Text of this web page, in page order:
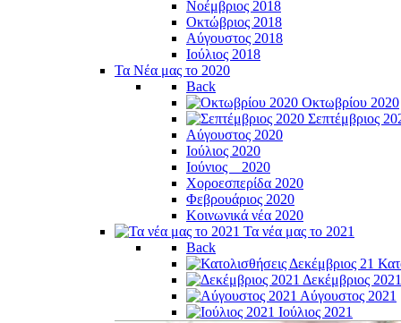
Νοέμβριος 2018
Οκτώβριος 2018
Αύγουστος 2018
Ιούλιος 2018
Τα Νέα μας το 2020
Back
Οκτωβρίου 2020
Σεπτέμβριος
Αύγουστος 2020
Ιούλιος 2020
Ιούνιος _ 2020
Χοροεσπερίδα 2020
Φεβρουάριος 2020
Κοινωνικά νέα 2020
Τα νέα μας το 2021
Back
Δεκέμβριος 2021
Αύγουστος 2021
Ιούλιος 2021